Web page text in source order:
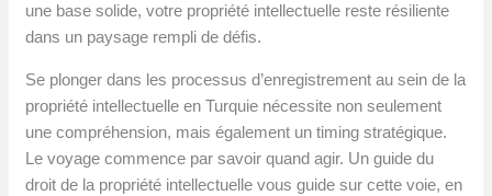
une base solide, votre propriété intellectuelle reste résiliente
dans un paysage rempli de défis.
Se plonger dans les processus d’enregistrement au sein de la
propriété intellectuelle en Turquie nécessite non seulement
une compréhension, mais également un timing stratégique.
Le voyage commence par savoir quand agir. Un guide du
droit de la propriété intellectuelle vous guide sur cette voie, en